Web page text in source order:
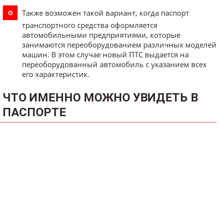
Также возможен такой вариант, когда паспорт
транспортного средства оформляется
автомобильными предприятиями, которые
занимаются переоборудованием различных моделей
машин. В этом случае новый ПТС выдается на
переоборудованный автомобиль с указанием всех
его характеристик.
ЧТО ИМЕННО МОЖНО УВИДЕТЬ В
ПАСПОРТЕ